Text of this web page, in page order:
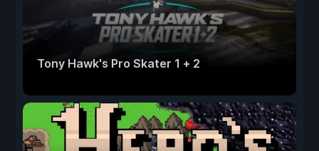
Tony Hawk's Pro Skater 1 + 2